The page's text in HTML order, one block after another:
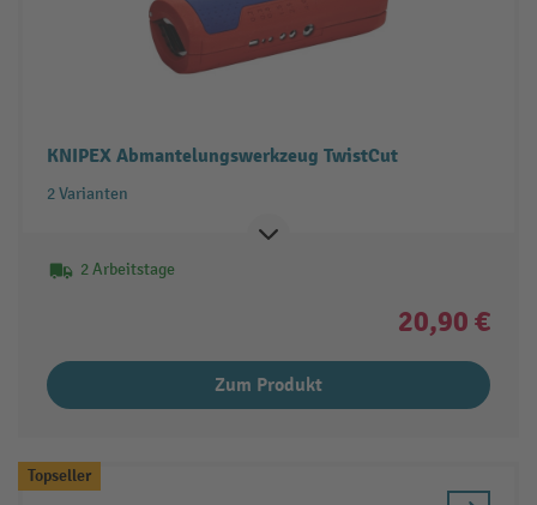
KNIPEX Abmantelungswerkzeug TwistCut
2 Varianten
2 Arbeitstage
20,90 €
Zum Produkt
Topseller